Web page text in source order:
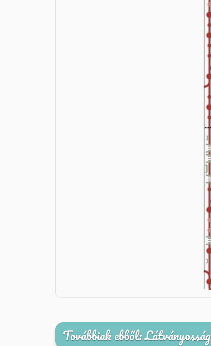
Továbbiak ebből: Látványosság